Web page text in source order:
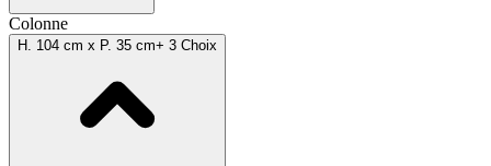
Colonne
H. 104 cm x P. 35 cm+ 3 Choix